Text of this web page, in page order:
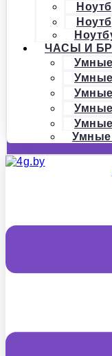
ЧАСЫ И
Умные
Умные